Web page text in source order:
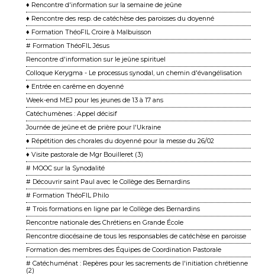
♦ Rencontre d'information sur la semaine de jeûne
♦ Rencontre des resp. de catéchèse des paroisses du doyenné
♦ Formation ThéoFIL Croire à Malbuisson
# Formation ThéoFIL Jésus
Rencontre d'information sur le jeûne spirituel
Colloque Kerygma - Le processus synodal, un chemin d'évangélisation
♦ Entrée en carême en doyenné
Week-end MEJ pour les jeunes de 13 à 17 ans
Catéchumènes : Appel décisif
Journée de jeûne et de prière pour l'Ukraine
♦ Répétition des chorales du doyenné pour la messe du 26/02
♦ Visite pastorale de Mgr Bouilleret (3)
# MOOC sur la Synodalité
# Découvrir saint Paul avec le Collège des Bernardins
# Formation ThéoFIL Philo
# Trois formations en ligne par le Collège des Bernardins
Rencontre nationale des Chrétiens en Grande École
Rencontre diocésaine de tous les responsables de catéchèse en paroisse
Formation des membres des Équipes de Coordination Pastorale
# Catéchuménat : Repères pour les sacrements de l'initiation chrétienne
(2)